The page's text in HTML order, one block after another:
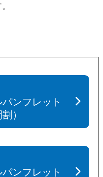
ンフレット
）
ンフレット